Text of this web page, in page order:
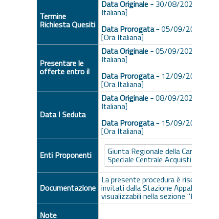
Termine
Richiesta Quesiti
Data Originale - 30/08/2025 ore
Italiana]
Data Prorogata -05/09/2025
[Ora Italiana]
Presentare le
offerte entro il
Data Originale -05/09/2025 ore
Italiana]
Data Prorogata - 12/09/2025
[Ora Italiana]
Data I Seduta
Data Originale -08/09/2025 ore
Italiana]
Data Prorogata - 15/09/2025
[Ora Italiana]
Enti Proponenti Giunta Regionale della Campania
Speciale Centrale Acquisti
Documentazione
La presente procedura è riservata
invitati dalla Stazione Appaltante.
visualizzabili nella sezione "Inviti",
Note